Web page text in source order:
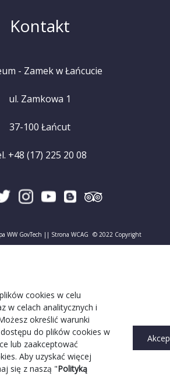
cookies w celu
w celach analitycznych i
określić warunki
do plików cookies w
lub zaakceptować
Aby uzyskać więcej
się z naszą "Polityką
Kontakt
- Zamek w Łańcucie
ul. Zamkowa 1
37-100 Łańcut
+48 (17) 225 20 08
WW GovTech || Strona WCAG © 2022 Copyright